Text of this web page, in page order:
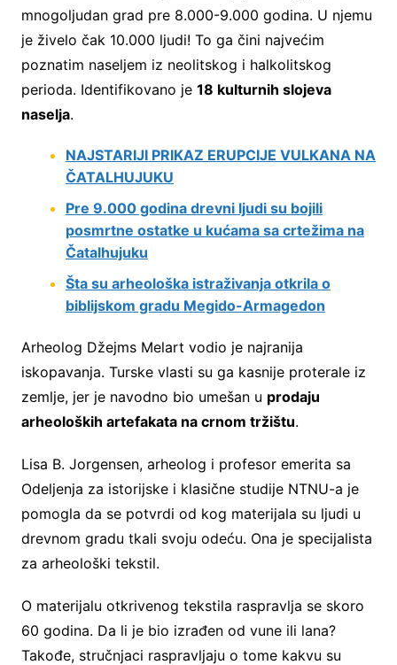
mnogoljudan grad pre 8.000-9.000 godina. U njemu
je živelo čak 10.000 ljudi! To ga čini najvećim
poznatim naseljem iz neolitskog i halkolitskog
perioda. Identifikovano je 18 kulturnih slojeva
naselja.
NAJSTARIJI PRIKAZ ERUPCIJE VULKANA NA
ČATALHUJUKU
Pre 9.000 godina drevni ljudi su bojili
posmrtne ostatke u kućama sa crtežima na
Čatalhujuku
Šta su arheološka istraživanja otkrila o
biblijskom gradu Megido-Armagedon
Arheolog Džejms Melart vodio je najranija
iskopavanja. Turske vlasti su ga kasnije proterale iz
zemlje, jer je navodno bio umešan u prodaju
arheoloških artefakata na crnom tržištu.
Lisa B. Jorgensen, arheolog i profesor emerita sa
Odeljenja za istorijske i klasične studije NTNU-a je
pomogla da se potvrdi od kog materijala su ljudi u
drevnom gradu tkali svoju odeću. Ona je specijalista
za arheološki tekstil.
O materijalu otkrivenog tekstila raspravlja se skoro
60 godina. Da li je bio izrađen od vune ili lana?
Takođe, stručnjaci raspravljaju o tome kakvu su